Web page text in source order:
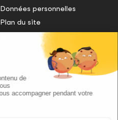
Données personnelles
Plan du site
Gestion des cookies